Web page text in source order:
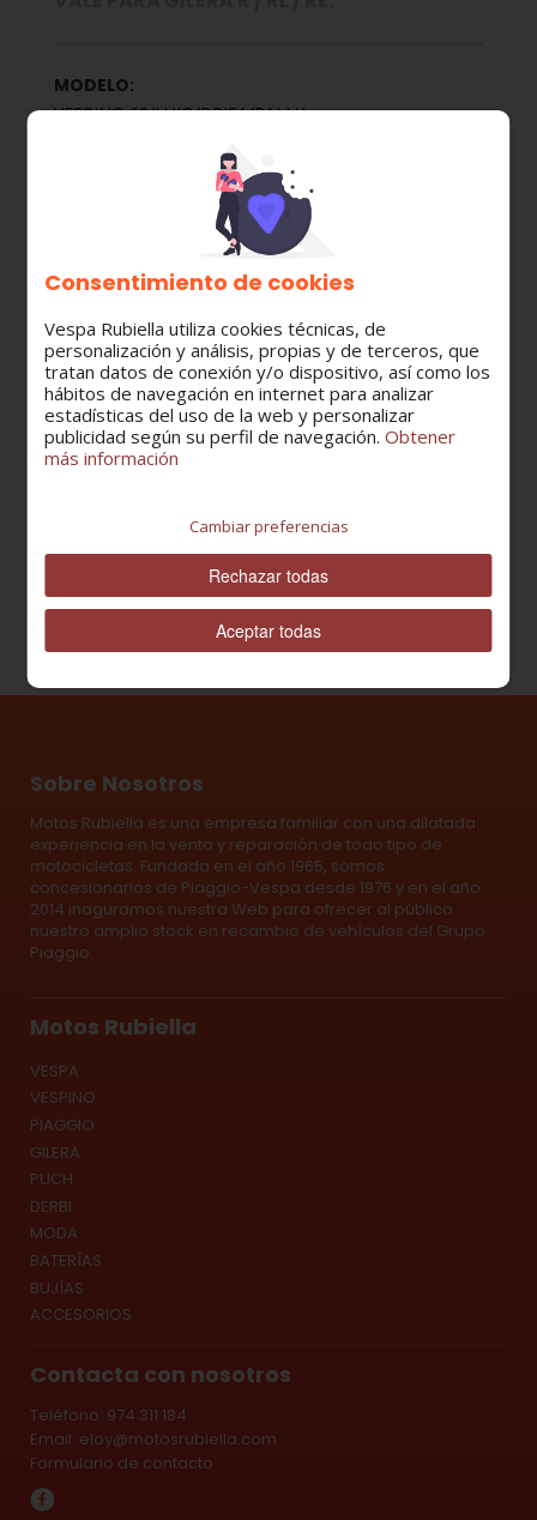
MODELO:
VESPINO 68/LUJO/BRISA/RALLY
VESPINO NL/NLX/NXE/CLASSIC
VESPINO F9
GILERA 50 - GILERA RL- GILERA RE
GILERA GR2
CATEGORÍA:
Cigüeñal
Sobre Nosotros
Motos Rubiella es una empresa familiar con una dilatada
experiencia en la venta y reparación de todo tipo de
motocicletas. Fundada en el año 1965, somos
concesionarios de Piaggio-Vespa desde 1976 y en el año
2014 inaguramos nuestra Web para ofrecer al público
nuestro amplio stock en recambio de vehículos del Grupo
Piaggio.
Motos Rubiella
VESPA
VESPINO
PIAGGIO
GILERA
PUCH
DERBI
MODA
BATERÍAS
BUJÍAS
ACCESORIOS
Contacta con nosotros
Teléfono: 974 311 184
Email: eloy@motosrubiella.com
Formulario de contacto
Consentimiento de cookies
Vespa Rubiella utiliza cookies técnicas, de
personalización y análisis, propias y de terceros, que
tratan datos de conexión y/o dispositivo, así como los
hábitos de navegación en internet para analizar
estadísticas del uso de la web y personalizar
publicidad según su perfil de navegación.Obtener
más información
Cambiar preferencias
Rechazar todas
Aceptar todas